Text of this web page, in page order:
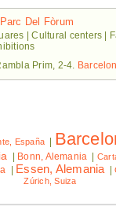
Del Fòrum
| Cultural centers |
Prim, 2-4.
España |
| Bonn, Alemania |
| Essen, Alemania |
Zúrich, Suiza